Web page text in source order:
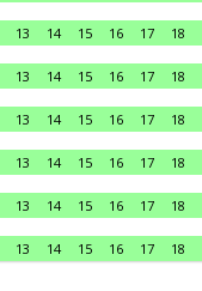
13 14 15 16 17 18
13 14 15 16 17 18
13 14 15 16 17 18
13 14 15 16 17 18
13 14 15 16 17 18
13 14 15 16 17 18